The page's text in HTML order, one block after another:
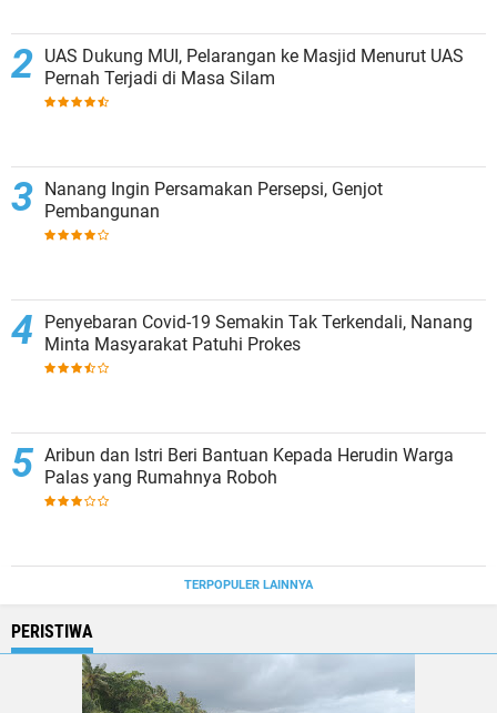
UAS Dukung MUI, Pelarangan ke Masjid Menurut UAS
Pernah Terjadi di Masa Silam
Nanang Ingin Persamakan Persepsi, Genjot
Pembangunan
Penyebaran Covid-19 Semakin Tak Terkendali, Nanang
Minta Masyarakat Patuhi Prokes
Aribun dan Istri Beri Bantuan Kepada Herudin Warga
Palas yang Rumahnya Roboh
TERPOPULER LAINNYA
PERISTIWA